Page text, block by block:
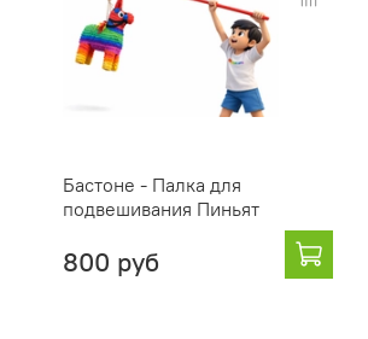
Бастоне - Палка для
подвешивания Пиньят
800 руб